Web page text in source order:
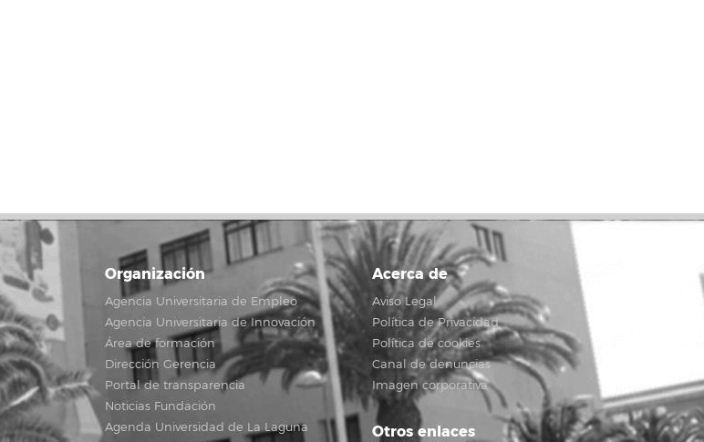
Organización
Agencia Universitaria de Empleo
Agencia Universitaria de Innovación
Área de formación
Dirección Gerencia
Portal de transparencia
Noticias Fundación
Agenda Universidad de La Laguna
Acerca de
Aviso Legal
Política de Privacidad
Política de cookies
Canal de denuncias
Imagen corporativa
Otros enlaces